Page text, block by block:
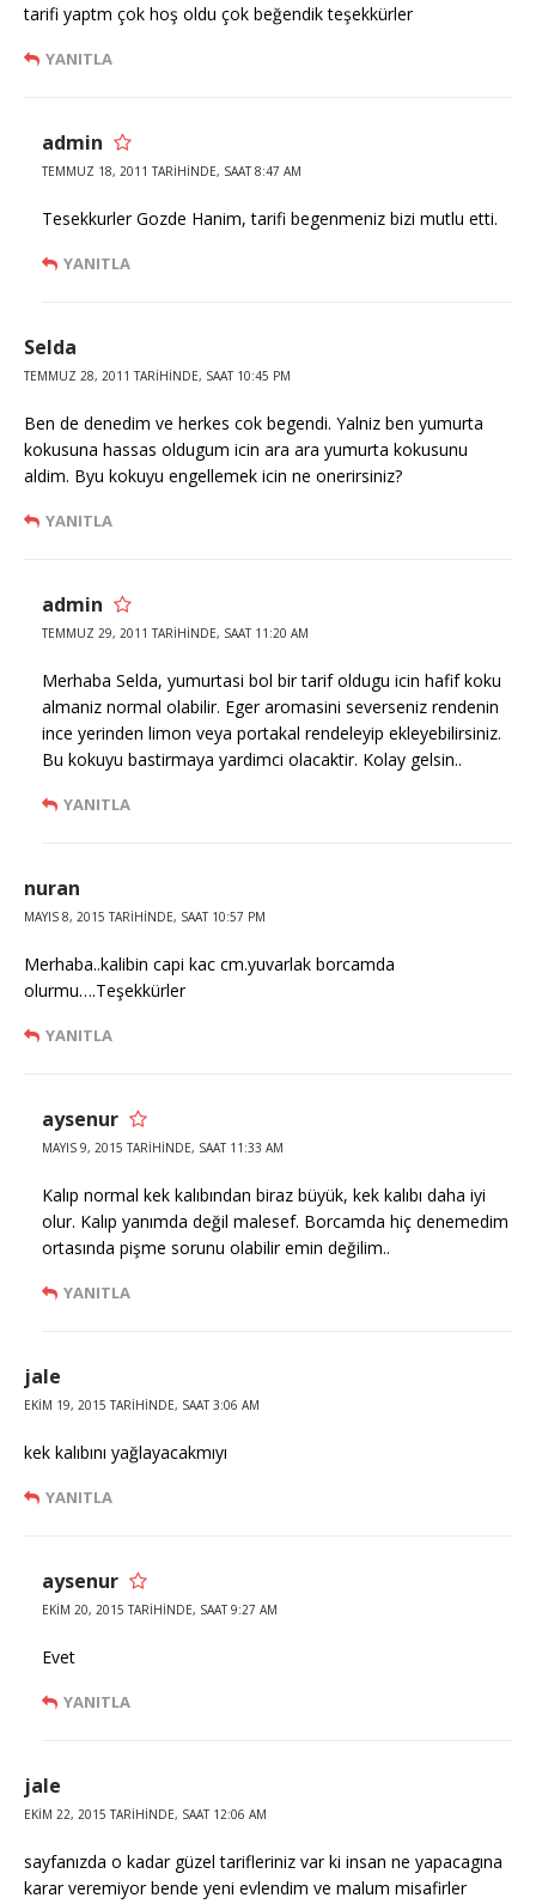
tarifi yaptm çok hoş oldu çok beğendik teşekkürler
YANITLA
admin
TEMMUZ 18, 2011 TARIHINDE, SAAT 8:47 AM
Tesekkurler Gozde Hanim, tarifi begenmeniz bizi mutlu etti.
YANITLA
Selda
TEMMUZ 28, 2011 TARIHINDE, SAAT 10:45 PM
Ben de denedim ve herkes cok begendi. Yalniz ben yumurta
kokusuna hassas oldugum icin ara ara yumurta kokusunu
aldim. Byu kokuyu engellemek icin ne onerirsiniz?
YANITLA
admin
TEMMUZ 29, 2011 TARIHINDE, SAAT 11:20 AM
Merhaba Selda, yumurtasi bol bir tarif oldugu icin hafif koku
almaniz normal olabilir. Eger aromasini severseniz rendenin
ince yerinden limon veya portakal rendeleyip ekleyebilirsiniz.
Bu kokuyu bastirmaya yardimci olacaktir. Kolay gelsin..
YANITLA
nuran
MAYIS 8, 2015 TARIHINDE, SAAT 10:57 PM
Merhaba..kalibin capi kac cm.yuvarlak borcamda
olurmu….Teşekkürler
YANITLA
aysenur
MAYIS 9, 2015 TARIHINDE, SAAT 11:33 AM
Kalıp normal kek kalıbından biraz büyük, kek kalıbı daha iyi
olur. Kalıp yanımda değil malesef. Borcamda hiç denemedim
ortasında pişme sorunu olabilir emin değilim..
YANITLA
jale
EKIM 19, 2015 TARIHINDE, SAAT 3:06 AM
kek kalıbını yağlayacakmıyı
YANITLA
aysenur
EKIM 20, 2015 TARIHINDE, SAAT 9:27 AM
Evet
YANITLA
jale
EKIM 22, 2015 TARIHINDE, SAAT 12:06 AM
sayfanızda o kadar güzel tarifleriniz var ki insan ne yapacagına
karar veremiyor bende yeni evlendim ve malum misafirler